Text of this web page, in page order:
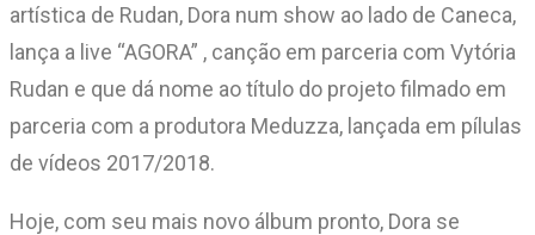
artística de Rudan, Dora num show ao lado de Caneca,
lança a live “AGORA” , canção em parceria com Vytória
Rudan e que dá nome ao título do projeto filmado em
parceria com a produtora Meduzza, lançada em pílulas
de vídeos 2017/2018.
Hoje, com seu mais novo álbum pronto, Dora se